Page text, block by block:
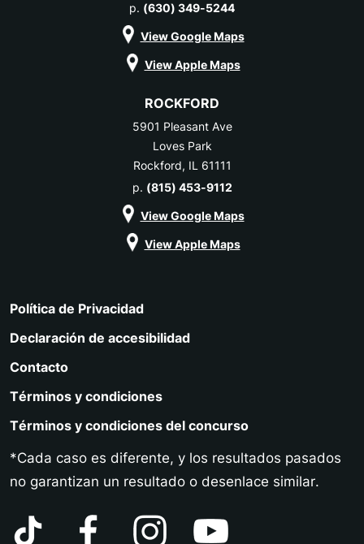
p. (630) 349-5244
View Google Maps
View Apple Maps
ROCKFORD
5901 Pleasant Ave
Loves Park
Rockford, IL 61111
p. (815) 453-9112
View Google Maps
View Apple Maps
Política de Privacidad
Declaración de accesibilidad
Contacto
Términos y condiciones
Términos y condiciones del concurso
*Cada caso es diferente, y los resultados pasados
no garantizan un resultado o desenlace similar.